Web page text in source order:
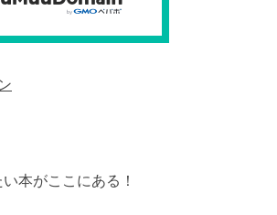
本がここにある！